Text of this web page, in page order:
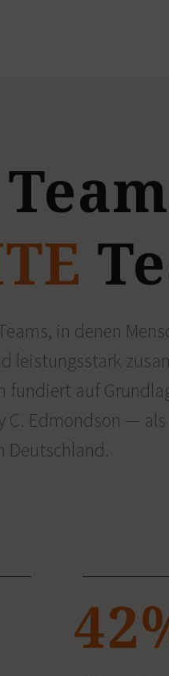
in denen
leistungsstark
fundiert auf
C. Edmondson —
Deutschland.